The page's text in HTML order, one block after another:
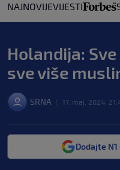
NAJNOVIJEVIJESTI
Holandija:
sve više
SRNA 17. maj. 2024.
Dodajte